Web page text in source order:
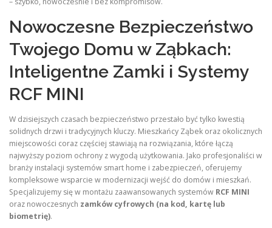
Nowoczesne Bezpieczeństwo
Twojego Domu w Ząbkach:
Inteligentne Zamki i Systemy
RCF MINI
W dzisiejszych czasach bezpieczeństwo przestało być tylko kwestią
solidnych drzwi i tradycyjnych kluczy. Mieszkańcy Ząbek oraz okolicznych
miejscowości coraz częściej stawiają na rozwiązania, które łączą
najwyższy poziom ochrony z wygodą użytkowania. Jako profesjonaliści w
branży instalacji systemów smart home i zabezpieczeń, oferujemy
kompleksowe wsparcie w modernizacji wejść do domów i mieszkań.
Specjalizujemy się w montażu zaawansowanych systemów RCF MINI
oraz nowoczesnych zamków cyfrowych (na kod, kartę lub
biometrię).